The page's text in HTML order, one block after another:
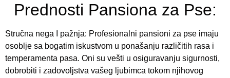
Prednosti Pansiona za Pse:
Stručna nega I pažnja: Profesionalni pansioni za pse imaju
osoblje sa bogatim iskustvom u ponašanju različitih rasa i
temperamenta pasa. Oni su vešti u osiguravanju sigurnosti,
dobrobiti i zadovoljstva vašeg ljubimca tokom njihovog